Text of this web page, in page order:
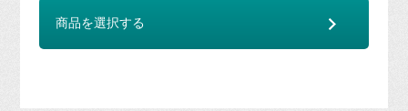
商品を選択する